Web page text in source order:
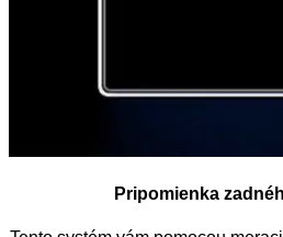
Pripomienka